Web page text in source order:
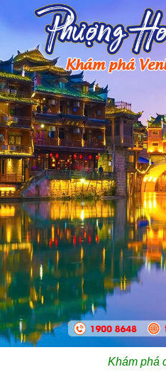
Khám phá